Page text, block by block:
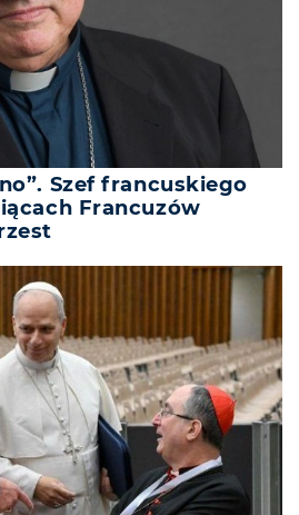
Szef francuskiego
Francuzów